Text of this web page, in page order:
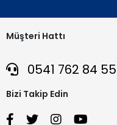
Müşteri Hattı
0541 762 84
Bizi Takip Edin